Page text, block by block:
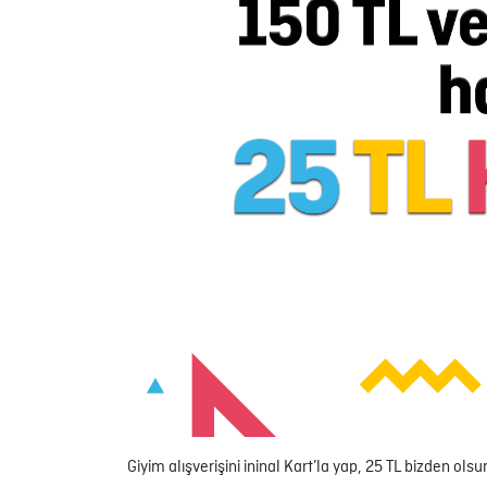
Giyim alışverişini ininal Kart’la yap, 25 TL bizden